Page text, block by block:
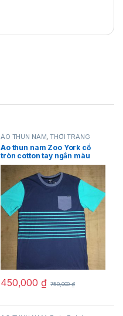
ÁO THUN NAM,THỜI TRANG
NAM,
Áo thun nam Zoo York cổ
tròn cotton tay ngắn màu
xanh có sọc ngang size L
chính hãng hàng mỹ
450,000 ₫ 750,000₫